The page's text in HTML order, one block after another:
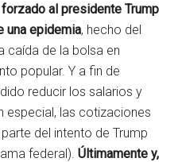
al presidente Trump
una epidemia, hecho del
caída de la bolsa en
popular. Y a fin de
reducir los salarios y
especial, las cotizaciones
del intento de Trump
federal).Últimamente y,